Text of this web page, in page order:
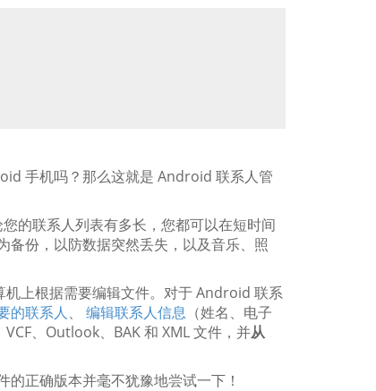
手机吗？那么这就是 Android 联系人管
的联系人列表有多长，您都可以在短时间
份，以防数据突然丢失，以及音乐、照
上根据需要编辑文件。对于 Android 联系
的联系人、 编辑联系人信息 （姓名、电子
、Outlook、BAK 和 XML 文件，并从
正确版本并毫不犹豫地尝试一下！